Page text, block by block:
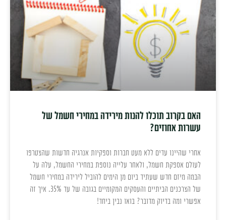
האם בקרוב תוכלו להנות מירידה במחירי חשמל של
עשרות אחוזים?
אחרי שהיינו עדים ללא מעט חברות וספקיות אנרגיה חדשות שהצטרפו
לעולם אספקת חשמל, ולאחר עלייה נוספת במחירי החשמל, עלה על
הבמה מיזם חדש שעתיד ביום מן הימים להוביל לירידה במחירי חשמל
של הצרכנים הביתיים והעסקים המקומיים בגובה של עד 35%. איך זה
אפשרי ומה בדיוק מדובר? בואו נבין ביחד!